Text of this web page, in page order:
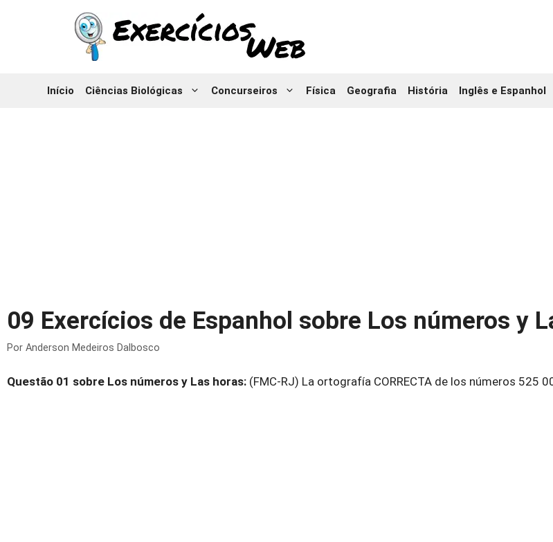
Início Ciências Biológicas Concurseiros Física Geografia História Inglês e Espanhol
09 Exercícios de Espanhol sobre Los números y
Por Anderson Medeiros Dalbosco
Questão 01 sobre Los números y Las horas: (FMC-RJ) La ortografía CORRECTA de los números 525